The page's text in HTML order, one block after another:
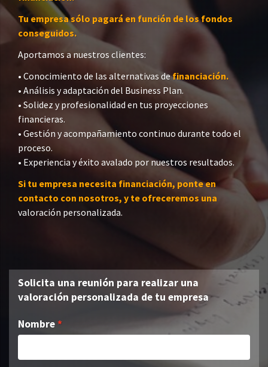
Tu empresa sólo pagará en función de los fondos
conseguidos.
Aportamos a nuestros clientes:
• Conocimiento de las alternativas definanciación.
• Análisis y adaptación del Business Plan.
• Solidez y profesionalidad en tus proyecciones
financieras.
• Gestión y acompañamiento continuo durante todo el
proceso.
• Experiencia y éxito avalado por nuestros resultados.
Si tu empresa necesita financiación, ponte en
contacto con nosotros, y te ofreceremos una
valoración personalizada.
Solicita una reunión para realizar una
valoración personalizada de tu empresa
Nombre